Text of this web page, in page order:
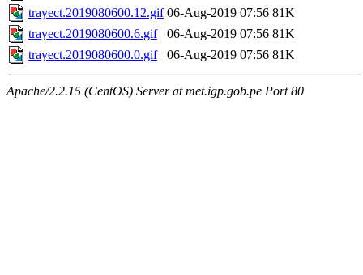
trayect.2019080600.12.gif 06-Aug-2019 07:56 81K
trayect.2019080600.6.gif
06-Aug-2019 07:56 81K
trayect.2019080600.0.gif
06-Aug-2019 07:56 81K
Apache/2.2.15 (CentOS) Server at met.igp.gob.pe Port 80